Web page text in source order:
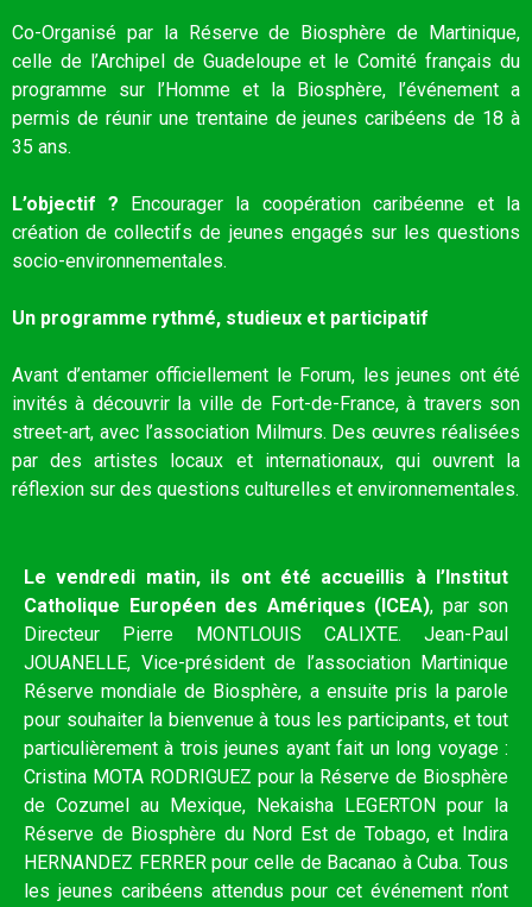
Co-Organisé par la Réserve de Biosphère de Martinique,
celle de l’Archipel de Guadeloupe et le Comité français du
programme sur l’Homme et la Biosphère, l’événement a
permis de réunir une trentaine de jeunes caribéens de 18 à
35 ans.
L’objectif ?
Encourager la coopération caribéenne et la
création de collectifs de jeunes engagés sur les questions
socio-environnementales.
Un programme rythmé, studieux et participatif
Avant d’entamer officiellement le Forum, les jeunes ont été
invités à découvrir la ville de Fort-de-France, à travers son
street-art, avec l’association Milmurs. Des œuvres réalisées
par des artistes locaux et internationaux, qui ouvrent la
réflexion sur des questions culturelles et environnementales.
Le vendredi matin, ils ont été accueillis à l’Institut
Catholique Européen des Amériques (ICEA), par son
Directeur Pierre MONTLOUIS CALIXTE. Jean-Paul
JOUANELLE, Vice-président de l’association Martinique
Réserve mondiale de Biosphère, a ensuite pris la parole
pour souhaiter la bienvenue à tous les participants, et tout
particulièrement à trois jeunes ayant fait un long voyage :
Cristina MOTA RODRIGUEZ pour la Réserve de Biosphère
de Cozumel au Mexique, Nekaisha LEGERTON pour la
Réserve de Biosphère du Nord Est de Tobago, et Indira
HERNANDEZ FERRER pour celle de Bacanao à Cuba. Tous
les jeunes caribéens attendus pour cet événement n’ont